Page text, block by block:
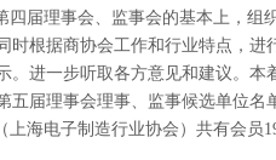
届理事会、监事会的基本上，组
时根据商协会工作和行业特点，进
进一步听取各方意见和建议。本
届理事会理事、监事候选单位名
海电子制造行业协会）共有会员